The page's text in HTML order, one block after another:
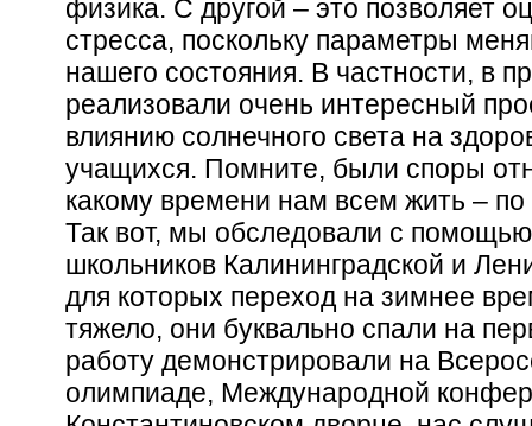
физика. С другой – это позволяет
стресса, поскольку параметры
нашего состояния. В частности, в
реализовали очень интересный
влиянию солнечного света на
учащихся. Помните, были споры
какому времени нам всем жить –
Так вот, мы обследовали с
школьников Калининградской и
для которых переход на зимнее
тяжело, они буквально спали на
работу демонстрировали на
олимпиаде, Международной